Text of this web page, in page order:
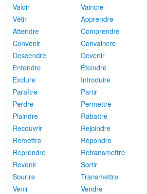
Valoir
Vaincre
Vêtir
Apprendre
Attendre
Comprendre
Convenir
Convaincre
Descendre
Devenir
Entendre
Éteindre
Exclure
Introduire
Paraître
Partir
Perdre
Permettre
Plaindre
Rabattre
Recouvrir
Rejoindre
Remettre
Répondre
Reprendre
Retransmettre
Revenir
Sortir
Sourire
Transmettre
Venir
Vendre